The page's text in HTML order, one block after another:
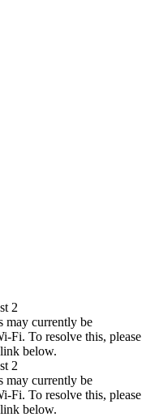
2
may currently be
Fi. To resolve this, please
below.
2
may currently be
Fi. To resolve this, please
below.